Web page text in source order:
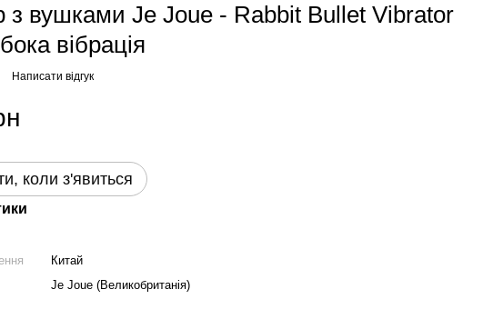
з вушками Je Joue - Rabbit Bullet Vibrator
вібрація
Написати відгук
коли з'явиться
Китай
Je Joue (Великобританія)